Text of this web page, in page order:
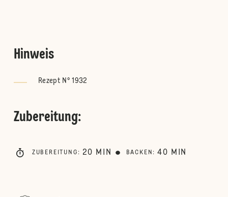
Hinweis
Rezept N° 1932
Zubereitung:
ZUBEREITUNG : 20 MIN BACKEN : 40 MIN